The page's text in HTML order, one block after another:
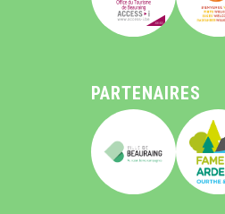
PARTENAIRES